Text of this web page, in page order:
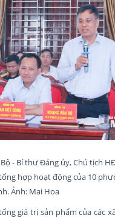
- Bí thư Đảng ủy, Chủ tịch
hợp hoạt động của 10
Ảnh: Mai Hoa
giá trị sản phẩm của các